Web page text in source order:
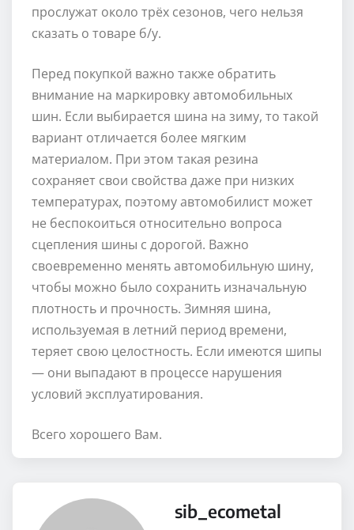
прослужат около трёх сезонов, чего нельзя
сказать о товаре б/у.
Перед покупкой важно также обратить
внимание на маркировку автомобильных
шин. Если выбирается шина на зиму, то такой
вариант отличается более мягким
материалом. При этом такая резина
сохраняет свои свойства даже при низких
температурах, поэтому автомобилист может
не беспокоиться относительно вопроса
сцепления шины с дорогой. Важно
своевременно менять автомобильную шину,
чтобы можно было сохранить изначальную
плотность и прочность. Зимняя шина,
используемая в летний период времени,
теряет свою целостность. Если имеются шипы
— они выпадают в процессе нарушения
условий эксплуатирования.
Всего хорошего Вам.
sib_ecometal